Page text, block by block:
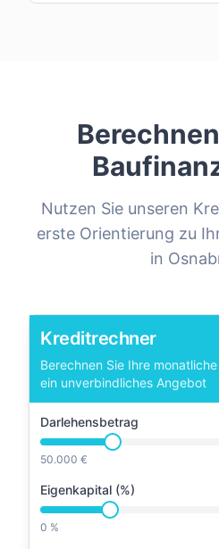
Nutzen Sie unseren
erste Orientierung zu
in
Kreditrechner
Berechnen Sie Ihre
ein unverbindliches Angebot
Darlehensbetrag
50.000 €
Eigenkapital (%)
0 %